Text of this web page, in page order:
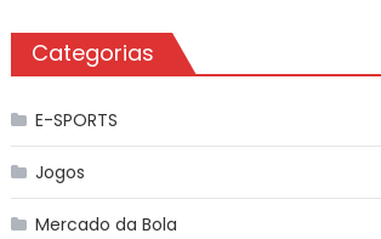
Categorias
E-SPORTS
Jogos
Mercado da Bola